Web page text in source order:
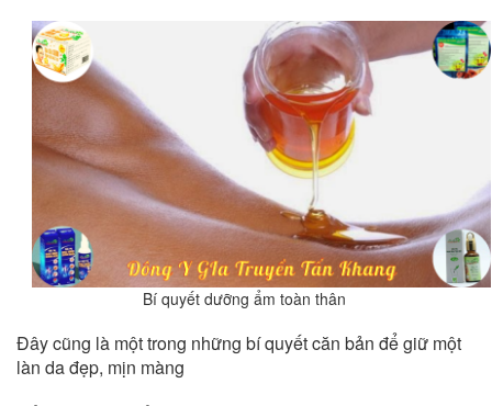
Bí quyết dưỡng ẩm toàn thân
Đây cũng là một trong những bí quyết căn bản để giữ một
làn da đẹp, mịn màng